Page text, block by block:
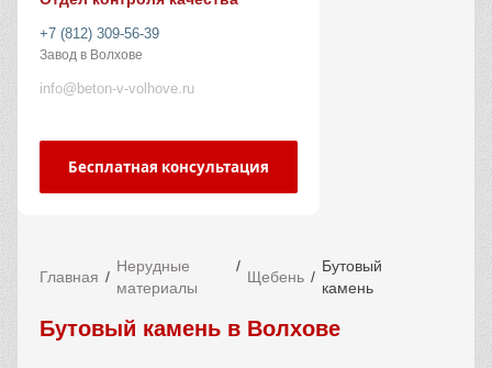
+7 (812) 309-56-39
Завод в Волхове
info@beton-v-volhove.ru
Бесплатная консультация
Главная
Нерудные
материалы
Щебень
Бутовый
камень
Бутовый камень в Волхове